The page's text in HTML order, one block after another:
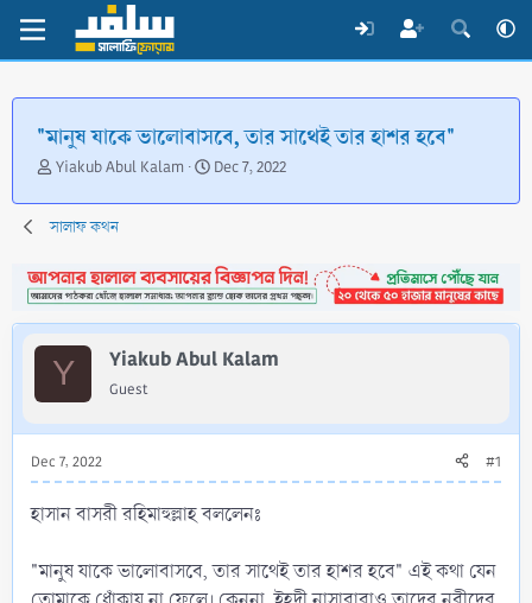
"মানুষ যাকে ভালোবাসবে, তার সাথেই তার হাশর হবে"
T
r
e
d
s
t
a
r
r
Yiakub Abul Kalam
S
a
d
a
t
e
Dec 7, 2022
সালাফ কথন
Y Yiakub Abul Kalam
Guest
Dec 7, 2022 #1
হাসান বাসরী রহিমাহুল্লাহ বললেনঃ
"মানুষ যাকে ভালোবাসবে, তার সাথেই তার হাশর হবে" এই কথা যেন